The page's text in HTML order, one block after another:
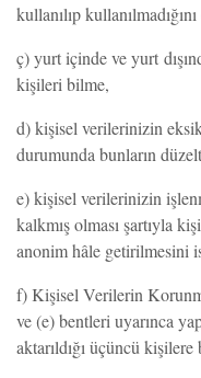
kullanılıp
ç) yurt içinde ve yurt
kişileri bilme,
d) kişisel verilerinizin
durumunda bunların
e) kişisel verilerinizin
kalkmış olması şartıyla
anonim hâle getirilmesini
f) Kişisel Verilerin
ve (e) bentleri uyarınca
aktarıldığı üçüncü